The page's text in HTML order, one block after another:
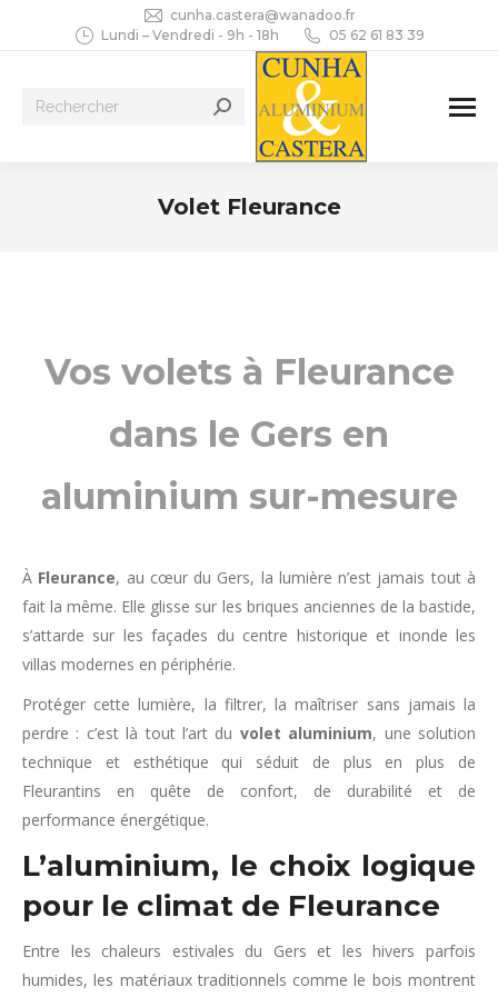
cunha.castera@wanadoo.fr
Lundi – Vendredi - 9h - 18h
05 62 61 83 39
Recherche
Volet Fleurance
Vos volets à Fleurance
dans le Gers en
aluminium sur-mesure
À Fleurance, au cœur du Gers, la lumière n’est jamais tout à
fait la même. Elle glisse sur les briques anciennes de la bastide,
s’attarde sur les façades du centre historique et inonde les
villas modernes en périphérie.
Protéger cette lumière, la filtrer, la maîtriser sans jamais la
perdre : c’est là tout l’art du volet aluminium, une solution
technique et esthétique qui séduit de plus en plus de
Fleurantins en quête de confort, de durabilité et de
performance énergétique.
L’aluminium, le choix logique
pour le climat de Fleurance
Entre les chaleurs estivales du Gers et les hivers parfois
humides, les matériaux traditionnels comme le bois montrent